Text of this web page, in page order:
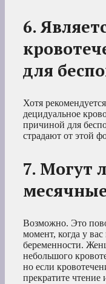
6.
для
Хотя
децидуальное
причиной для
страдают от этой
7. Могут
Возможно. Это
момент, когда у
беременности.
небольшого
но если
прекратите чтение